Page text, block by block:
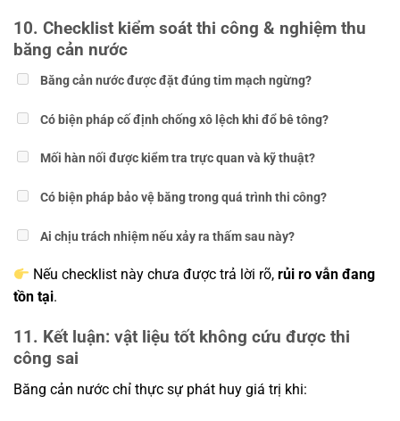
10. Checklist kiểm soát thi công & nghiệm thu
băng cản nước
Băng cản nước được đặt đúng tim mạch ngừng?
Có biện pháp cố định chống xô lệch khi đổ bê tông?
Mối hàn nối được kiểm tra trực quan và kỹ thuật?
Có biện pháp bảo vệ băng trong quá trình thi công?
Ai chịu trách nhiệm nếu xảy ra thấm sau này?
Nếu checklist này chưa được trả lời rõ,rủi ro vẫn đang
tồn tại.
11. Kết luận: vật liệu tốt không cứu được thi
công sai
Băng cản nước chỉ thực sự phát huy giá trị khi: